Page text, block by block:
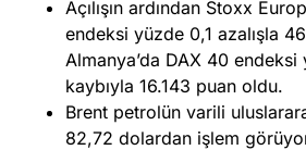
Açılışın ardından Stoxx
endeksi yüzde 0,1 azalışla
Almanya’da DAX 40
kaybıyla 16.143 puan oldu.
Brent petrolün varili
82,72 dolardan işlem